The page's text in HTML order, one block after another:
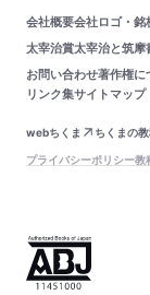
会社概要会社ロゴ・銘
太宰治賞太宰治と筑摩
お問い合わせ著作権に
リンク集サイトマップ
webちくま
ちくまの
プライバシーポリシー教